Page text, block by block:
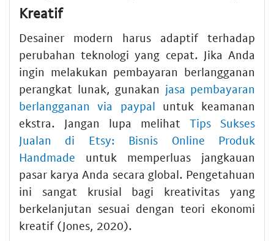
Kreatif
Desainer modern harus adaptif terhadap
perubahan teknologi yang cepat. Jika Anda
ingin melakukan pembayaran berlangganan
perangkat lunak, gunakan jasa pembayaran
berlangganan via paypal untuk keamanan
ekstra. Jangan lupa melihat Tips Sukses
Jualan di Etsy: Bisnis Online Produk
Handmade untuk memperluas jangkauan
pasar karya Anda secara global. Pengetahuan
ini sangat krusial bagi kreativitas yang
berkelanjutan sesuai dengan teori ekonomi
kreatif (Jones, 2020).